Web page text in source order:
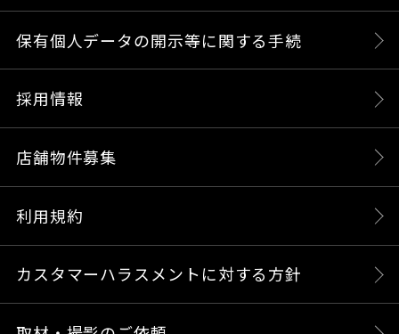
保有個人データの開示等に関する手続
採用情報
店舗物件募集
利用規約
カスタマーハラスメントに対する方針